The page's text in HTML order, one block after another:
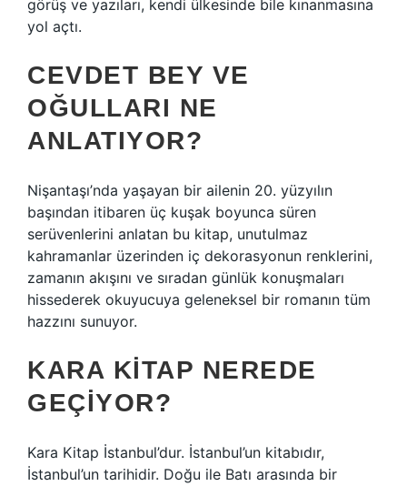
görüş ve yazıları, kendi ülkesinde bile kınanmasına
yol açtı.
CEVDET BEY VE
OĞULLARI NE
ANLATIYOR?
Nişantaşı’nda yaşayan bir ailenin 20. yüzyılın
başından itibaren üç kuşak boyunca süren
serüvenlerini anlatan bu kitap, unutulmaz
kahramanlar üzerinden iç dekorasyonun renklerini,
zamanın akışını ve sıradan günlük konuşmaları
hissederek okuyucuya geleneksel bir romanın tüm
hazzını sunuyor.
KARA KITAP NEREDE
GEÇIYOR?
Kara Kitap İstanbul’dur. İstanbul’un kitabıdır,
İstanbul’un tarihidir. Doğu ile Batı arasında bir